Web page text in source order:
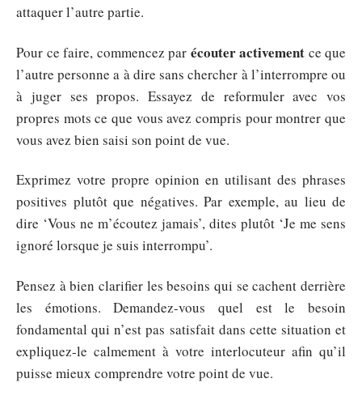
attaquer l’autre partie.
Pour ce faire, commencez par écouter activement ce que
l’autre personne a à dire sans chercher à l’interrompre ou
à juger ses propos. Essayez de reformuler avec vos
propres mots ce que vous avez compris pour montrer que
vous avez bien saisi son point de vue.
Exprimez votre propre opinion en utilisant des phrases
positives plutôt que négatives. Par exemple, au lieu de
dire ‘Vous ne m’écoutez jamais’, dites plutôt ‘Je me sens
ignoré lorsque je suis interrompu’.
Pensez à bien clarifier les besoins qui se cachent derrière
les émotions. Demandez-vous quel est le besoin
fondamental qui n’est pas satisfait dans cette situation et
expliquez-le calmement à votre interlocuteur afin qu’il
puisse mieux comprendre votre point de vue.